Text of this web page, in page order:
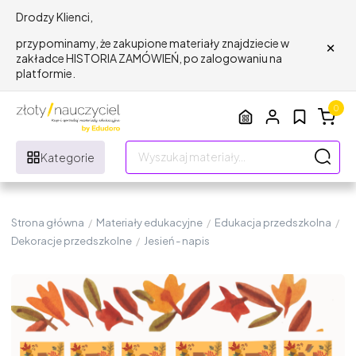
Drodzy Klienci,
przypominamy, że zakupione materiały znajdziecie w
zakładce HISTORIA ZAMÓWIEŃ, po zalogowaniu na
platformie.
×
Kategorie
0
Strona główna / Materiały edukacyjne / Edukacja przedszkolna /
Dekoracje przedszkolne / Jesień - napis